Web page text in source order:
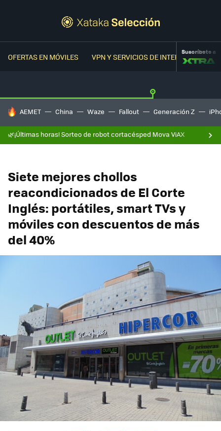
OFERTAS EN MÓVILES VPN Y SERVICIOS DE INTERNETSuscríbete a
HOY SE HABLA DE
AEMET China Waze Fallout Generación Z
🌿¡Últimas horas! Sorteo de robot cortacésped Mova ViAX
Siete mejores chollos
reacondicionados de El Corte
Inglés: portátiles, smart TVs y
móviles con descuentos de más
del 40%